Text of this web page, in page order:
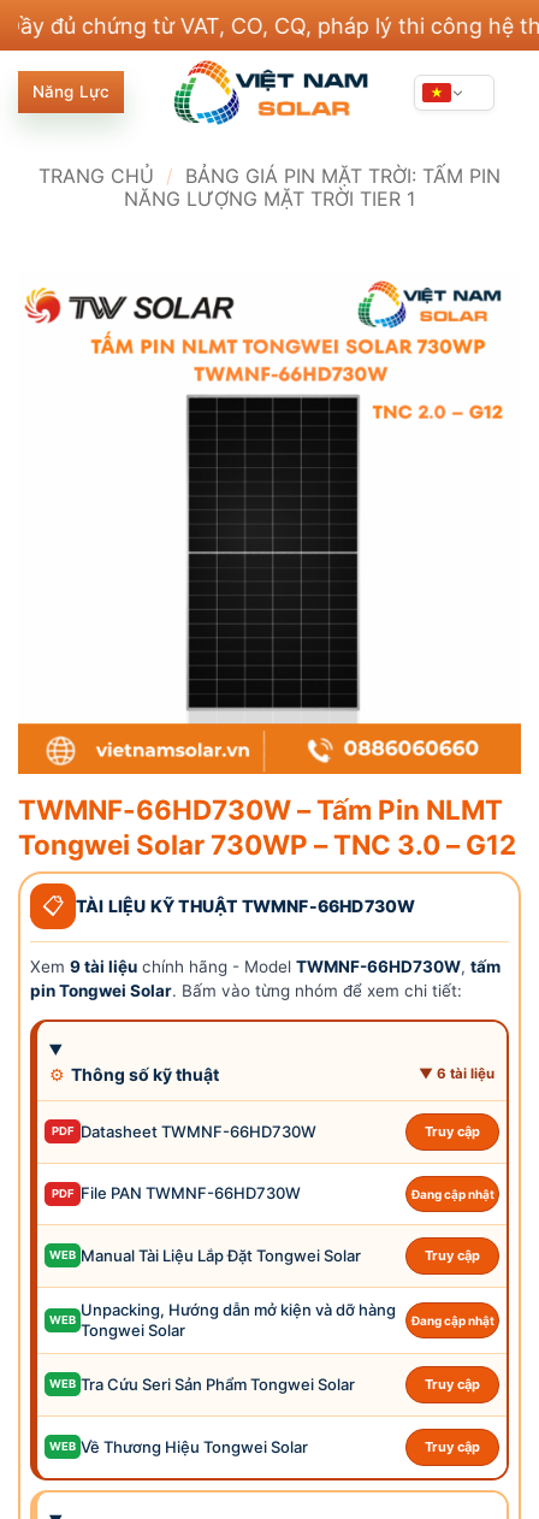
Bỏ
nội
dung
từ VAT, CO, CQ, pháp lý thi công hệ thống
Năng Lực
TRANG CHỦ / BẢNG GIÁ PIN MẶT TRỜI: TẤM PIN
NĂNG LƯỢNG MẶT TRỜI TIER 1
TWMNF-66HD730W – Tấm Pin NLMT
Tongwei Solar 730WP – TNC 3.0 – G12
📋 TÀI LIỆU KỸ THUẬT TWMNF-66HD730W
Xem 9 tài liệu chính hãng - Model TWMNF-66HD730W, tấm
pin Tongwei Solar. Bấm vào từng nhóm để xem chi tiết:
⚙ Thông số kỹ thuật ▼ 6 tài liệu
PDF Datasheet TWMNF-66HD730W Truy cập
PDF File PAN TWMNF-66HD730W Đang cập nhật
WEB Manual Tài Liệu Lắp Đặt Tongwei Solar Truy cập
WEB
Unpacking, Hướng dẫn mở kiện và dỡ hàng
Tongwei Solar
Đang cập nhật
WEB Tra Cứu Seri Sản Phẩm Tongwei Solar Truy cập
WEB Về Thương Hiệu Tongwei Solar Truy cập